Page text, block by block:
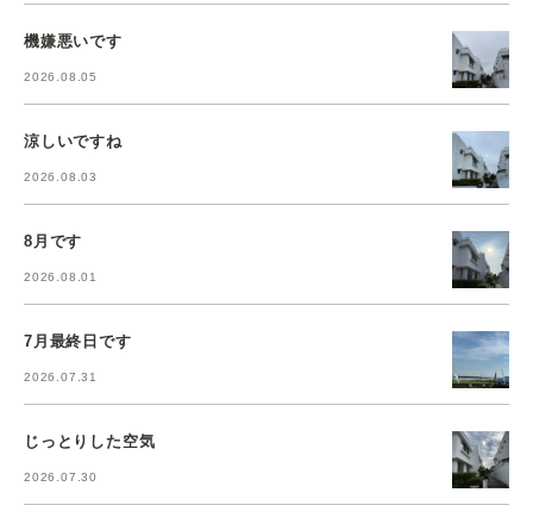
機嫌悪いです
2026.08.05
涼しいですね
2026.08.03
8月です
2026.08.01
7月最終日です
2026.07.31
じっとりした空気
2026.07.30